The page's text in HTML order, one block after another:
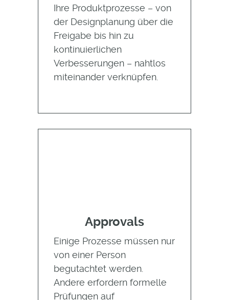
Ihre Produktprozesse – von
der Designplanung über die
Freigabe bis hin zu
kontinuierlichen
Verbesserungen – nahtlos
miteinander verknüpfen.
Approvals
Einige Prozesse müssen nur
von einer Person
begutachtet werden.
Andere erfordern formelle
Prüfungen auf